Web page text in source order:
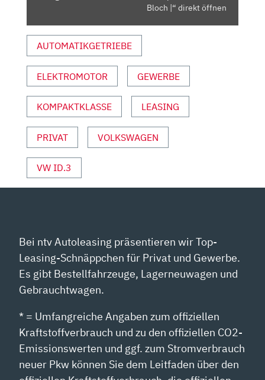
E-
AUTO
SUPERTEST
MIT
BLOCH
|“
VON
YOUTUBE
ANZEIGEN
Bloch |“ direkt öffnen
AUTOMATIKGETRIEBE
ELEKTROMOTOR GEWERBE
KOMPAKTKLASSE LEASING
PRIVAT VOLKSWAGEN
VW ID.3
Bei ntv Autoleasing präsentieren wir Top-
Leasing-Schnäppchen für Privat und Gewerbe.
Es gibt Bestellfahrzeuge, Lagerneuwagen und
Gebrauchtwagen.
* = Umfangreiche Angaben zum offiziellen
Kraftstoffverbrauch und zu den offiziellen CO2-
Emissionswerten und ggf. zum Stromverbrauch
neuer Pkw können Sie dem Leitfaden über den